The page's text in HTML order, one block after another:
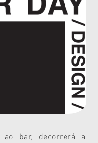
bar, decorrerá a